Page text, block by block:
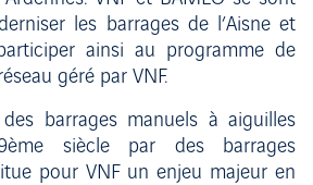
les barrages de l’Aisne et
ainsi au programme de
géré par VNF.
barrages manuels à aiguilles
siècle par des barrages
pour VNF un enjeu majeur en